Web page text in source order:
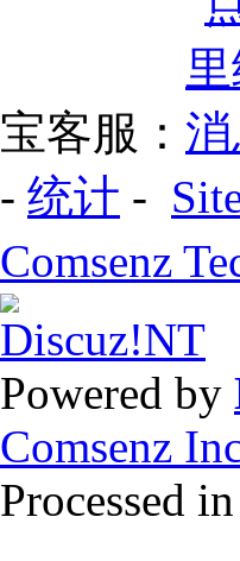
宝客服：
- 统计 -
Comsenz
Powered by
Comsenz
Processed